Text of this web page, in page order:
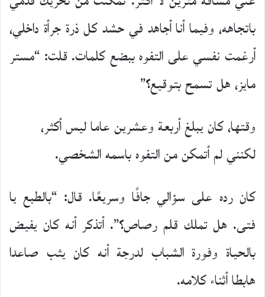
باتجاهه، وفيما أنا أجاهد في حشد كل ذرة جرأة داخلي،
أرغمت نفسي على التفوه ببضع كلمات. قلت: “مستر
مايز، هل تسمح بتوقيع؟”
وقتها، كان يبلغ أربعة وعشرين عاما ليس أكثر،
لكنني لم أتمكن من التفوه باسمه الشخصي.
كان رده على سؤالي جافًا وسريعًا. قال: “بالطبع يا
فتى. هل تملك قلم رصاص؟”. أتذكر أنه كان يفيض
بالحياة وفورة الشباب لدرجة أنه كان يثب صاعدا
هابطا أثناء كلامه.